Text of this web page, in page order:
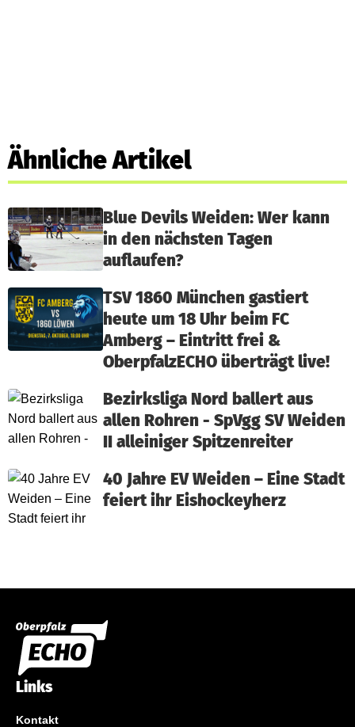
Ähnliche Artikel
Blue Devils Weiden: Wer kann
in den nächsten Tagen
auflaufen?
TSV 1860 München gastiert
heute um 18 Uhr beim FC
Amberg – Eintritt frei &
OberpfalzECHO überträgt live!
Bezirksliga Nord ballert aus
allen Rohren - SpVgg SV Weiden
II alleiniger Spitzenreiter
40 Jahre EV Weiden – Eine Stadt
feiert ihr Eishockeyherz
Links
Kontakt